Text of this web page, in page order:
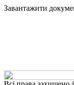
Завантажити